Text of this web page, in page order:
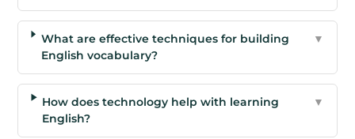
What are effective techniques for building
English vocabulary?
▼
How does technology help with learning
English?
▼